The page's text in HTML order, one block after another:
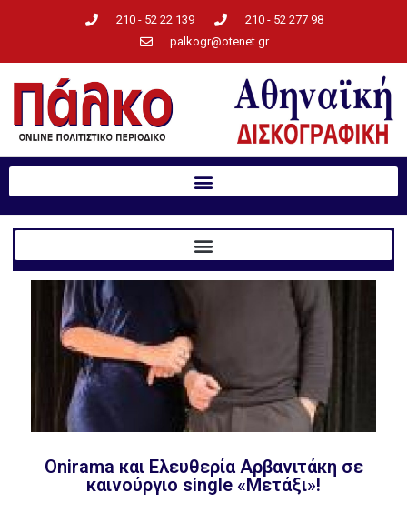
210 - 52 22 139
210 - 52 277 98
palkogr@otenet.gr
Onirama και Ελευθερία Αρβανιτάκη σε
καινούργιο single «Μετάξι»!